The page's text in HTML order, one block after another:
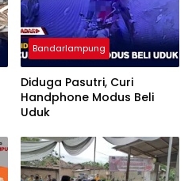
Bandarlampung
Diduga Pasutri, Curi
Handphone Modus Beli
Uduk